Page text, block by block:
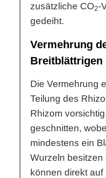
zusätzliche CO2-
gedeiht.
Vermehrung
Breitblättrigen
Die Vermehrung
Teilung des
Rhizom
geschnitten,
mindestens ein
Wurzeln besitzen
können direkt